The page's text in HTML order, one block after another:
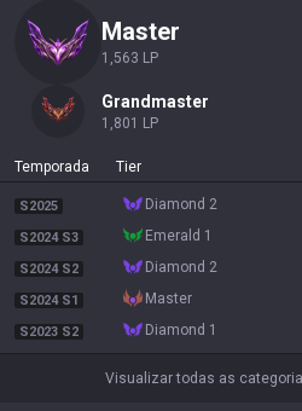
master
1,563 LP
grandmaster
1,801 LP
Temporada Tier
S2025 diamond 2
S2024 S3 emerald 1
S2024 S2 diamond 2
S2024 S1 master
S2023 S2 diamond 1
Visualizar todas as